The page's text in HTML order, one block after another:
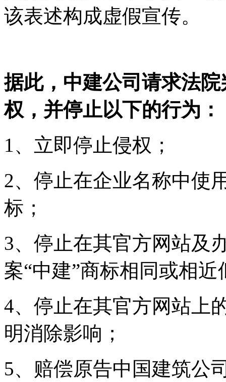
该表述构成虚假宣传。
据此，中建公司请求法
权，并停止以下的行为：
1、立即停止侵权；
2、停止在企业名称中使
标；
3、停止在其官方网站及
案“中建”商标相同或相
4、停止在其官方网站上
明消除影响；
5、赔偿原告中国建筑公